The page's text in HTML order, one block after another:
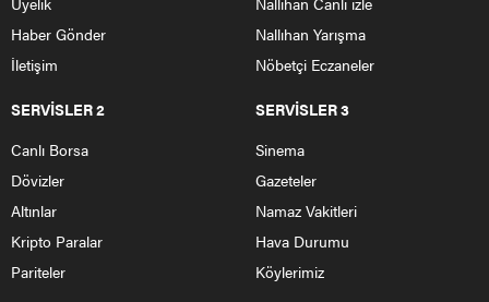
Haber Gönder
İletişim
Nallıhan Yarışma
Nöbetçi Eczaneler
SERVİSLER 2
Canlı Borsa
Dövizler
Altınlar
Kripto Paralar
Pariteler
SERVİSLER 3
Sinema
Gazeteler
Namaz Vakitleri
Hava Durumu
Köylerimiz